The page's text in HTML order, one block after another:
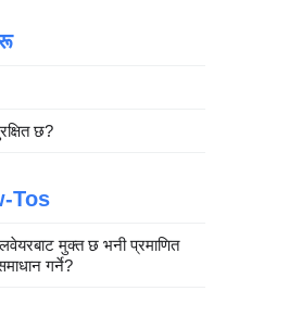
छ?
Tos
मुक्त छ भनी प्रमाणित
गर्ने?